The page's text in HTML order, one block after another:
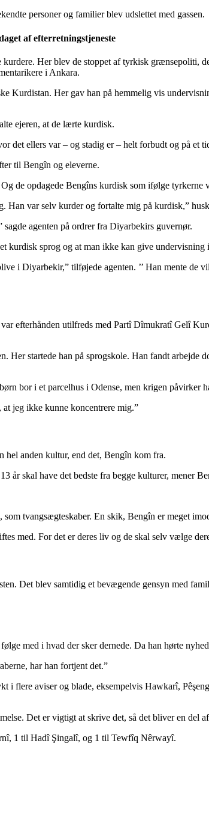
personer og familier blev udslettet med gassen.
af efterretningstjeneste
Her blev de stoppet af tyrkisk grænsepoliti,
i Ankara.
Kurdistan. Her gav han på hemmelig vis
ejeren, at de lærte kurdisk.
ellers var – og stadig er – helt forbudt og på et
til Bengîn og eleverne.
de opdagede Bengîns kurdisk som ifølge tyrkerne
Han var selv kurder og fortalte mig på kurdisk,”
agenten på ordrer fra Diyarbekirs guvernør.
kurdisk sprog og at man ikke kan give undervisning
i Diyarbekir,” tilføjede agenten. ’’ Han mente
efterhånden utilfreds med Partî Dîmukratî Gelî
Her startede han på sprogskole. Han fandt arbejde
bor i et parcelhus i Odense, men krigen påvirker
jeg ikke kunne koncentrere mig.”
hel anden kultur, end det, Bengîn kom fra.
år skal have det bedste fra begge kulturer, mener
tvangsægteskaber. En skik, Bengîn er meget
med. For det er deres liv og de skal selv vælge
Det blev samtidig et bevægende gensyn med
med i hvad der sker dernede. Da han hørte
har han fortjent det.”
i flere aviser og blade, eksempelvis Hawkarî,
Det er vigtigt at skrive det, så det bliver en del
1 til Hadî Şingalî, og 1 til Tewfîq Nêrwayî.